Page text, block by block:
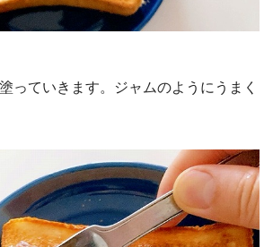
っていきます。ジャムのようにうまく